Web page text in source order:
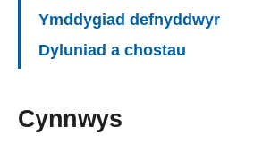
Ymddygiad defnyddwyr
Dyluniad a chostau
Cynnwys